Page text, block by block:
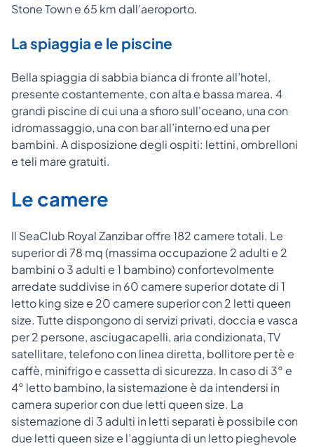
Stone Town e 65 km dall’aeroporto.
La spiaggia e le piscine
Bella spiaggia di sabbia bianca di fronte all’hotel,
presente costantemente, con alta e bassa marea. 4
grandi piscine di cui una a sfioro sull'oceano, una con
idromassaggio, una con bar all’interno ed una per
bambini. A disposizione degli ospiti: lettini, ombrelloni
e teli mare gratuiti.
Le camere
Il SeaClub Royal Zanzibar offre 182 camere totali. Le
superior di 78 mq (massima occupazione 2 adulti e 2
bambini o 3 adulti e 1 bambino) confortevolmente
arredate suddivise in 60 camere superior dotate di 1
letto king size e 20 camere superior con 2 letti queen
size. Tutte dispongono di servizi privati, doccia e vasca
per 2 persone, asciugacapelli, aria condizionata, TV
satellitare, telefono con linea diretta, bollitore per tè e
caffè, minifrigo e cassetta di sicurezza. In caso di 3° e
4° letto bambino, la sistemazione è da intendersi in
camera superior con due letti queen size. La
sistemazione di 3 adulti in letti separati è possibile con
due letti queen size e l’aggiunta di un letto pieghevole